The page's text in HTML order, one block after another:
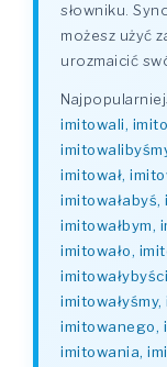
słowniku.
możesz użyć
urozmaicić
imitowali,
imitował,
imitowałabyś,
imitowałbym,
imitowało,
imitowanego,
imitowania,